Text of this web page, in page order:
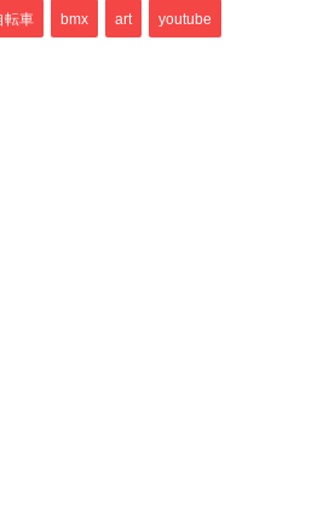
転車 bmx art youtube